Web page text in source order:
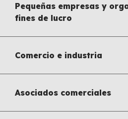
Pequeñas empresas y
fines de lucro
Comercio e industria
Asociados comerciales